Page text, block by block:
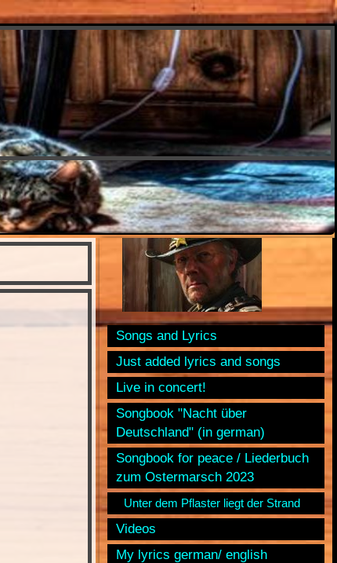
Songs and Lyrics
Just added lyrics and songs
Live in concert!
Songbook "Nacht über
Deutschland" (in german)
Songbook for peace / Liederbuch
zum Ostermarsch 2023
Unter dem Pflaster liegt der Strand
Videos
My lyrics german/ english